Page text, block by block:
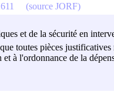
et de la sécurité en
toutes pièces
à l'ordonnance de la
(source JORF)